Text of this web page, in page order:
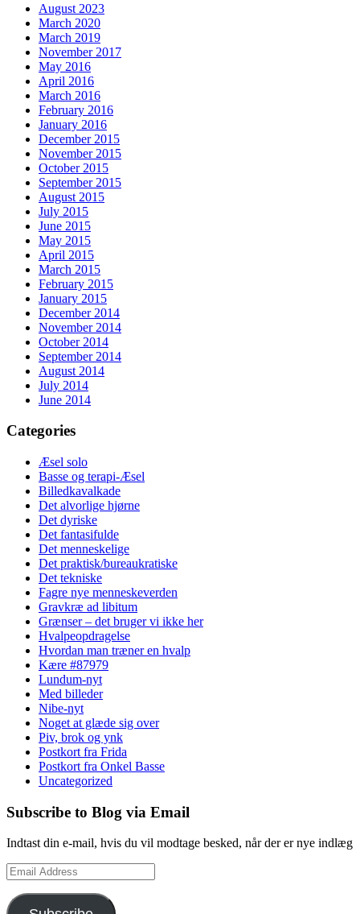
August 2023
March 2020
March 2019
November 2017
May 2016
April 2016
March 2016
February 2016
January 2016
December 2015
November 2015
October 2015
September 2015
August 2015
July 2015
June 2015
May 2015
April 2015
March 2015
February 2015
January 2015
December 2014
November 2014
October 2014
September 2014
August 2014
July 2014
June 2014
Categories
Æsel solo
Basse og terapi-Æsel
Billedkavalkade
Det alvorlige hjørne
Det dyriske
Det fantasifulde
Det menneskelige
Det praktisk/bureaukratiske
Det tekniske
Fagre nye menneskeverden
Gravkræ ad libitum
Grænser – det bruger vi ikke her
Hvalpeopdragelse
Hvordan man træner en hvalp
Kære #87979
Lundum-nyt
Med billeder
Nibe-nyt
Noget at glæde sig over
Piv, brok og ynk
Postkort fra Frida
Postkort fra Onkel Basse
Uncategorized
Subscribe to Blog via Email
Indtast din e-mail, hvis du vil modtage besked, når der er nye indlæg
Email
Address